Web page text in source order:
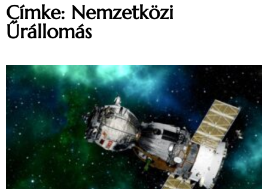
Címke: Nemzetközi
Űrállomás